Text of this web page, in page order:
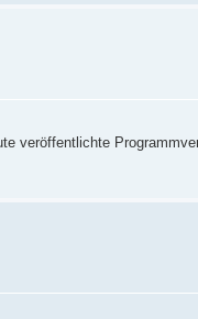
veröffentlichte